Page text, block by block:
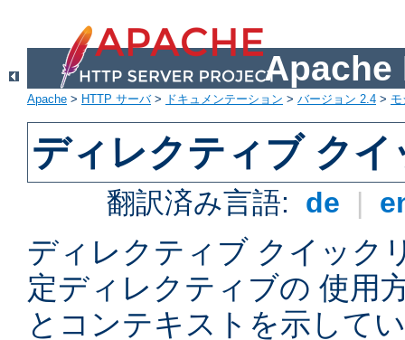
Apache
Apache > HTTP サーバ> ドキュメンテーション > バージョン 2.4 >
ディレクティブ ク
翻訳済み言語: de |
ディレクティブ クイック
定ディレクティブの 使用
とコンテキストを示して